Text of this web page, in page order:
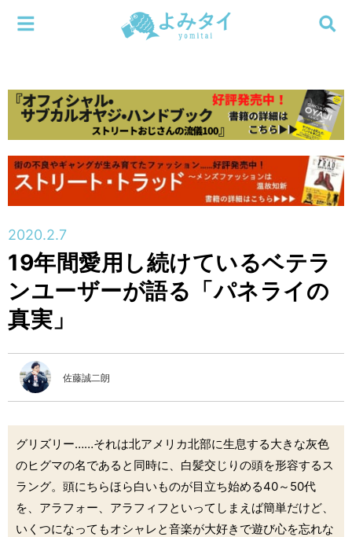
新着
連載
新刊
特集
編集部
検索する
メニューを閉じる
2020.2.7
19年間愛用し続けているベテラ
ンユーザーが語る「パネライの
真実」
佐藤誠二朗
グリズリー……それは北アメリカ北部に生息する大きな灰色
のヒグマの名であると同時に、白髪交じりの頭を形容するス
ラング。頭にちらほら白いものが目立ち始める40～50代
を、アラフォー、アラフィフといってしまえば簡単だけど、
いくつになってもオシャレと音楽が大好きで遊び心を忘れな